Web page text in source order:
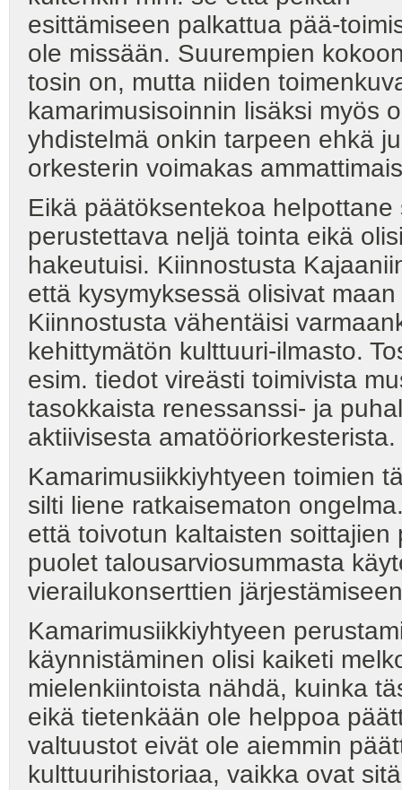
esittämiseen palkattua pää-
ole missään. Suurempien
tosin on, mutta niiden
kamarimusisoinnin lisäksi myös
yhdistelmä onkin tarpeen ehkä
orkesterin voimakas
Eikä päätöksentekoa
perustettava neljä tointa eikä
hakeutuisi. Kiinnostusta
että kysymyksessä olisivat
Kiinnostusta vähentäisi
kehittymätön kulttuuri-ilmasto.
esim. tiedot vireästi toimivista
tasokkaista renessanssi- ja
aktiivisesta amatööriorkesterista.
Kamarimusiikkiyhtyeen toimien
silti liene ratkaisematon
että toivotun kaltaisten
puolet talousarviosummasta
vierailukonserttien
Kamarimusiikkiyhtyeen
käynnistäminen olisi kaiketi
mielenkiintoista nähdä, kuinka
eikä tietenkään ole helppoa
valtuustot eivät ole aiemmin
kulttuurihistoriaa, vaikka ovat